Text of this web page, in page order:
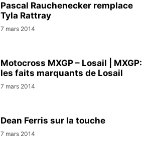
Pascal Rauchenecker remplace
Tyla Rattray
7 mars 2014
Motocross MXGP – Losail | MXGP:
les faits marquants de Losail
7 mars 2014
Dean Ferris sur la touche
7 mars 2014